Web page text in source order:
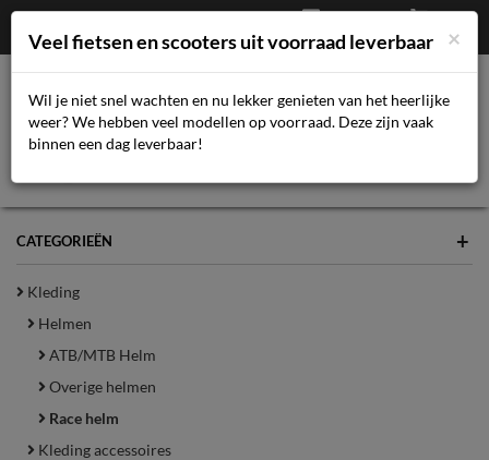
€0,00
Afrekenen
Mijn account
CATEGORIEËN +
Kleding
Helmen
ATB/MTB Helm
Overige helmen
Race helm
Kleding accessoires
×
Veel fietsen en scooters uit voorraad leverbaar
Wil je niet snel wachten en nu lekker genieten van het heerlijke
weer? We hebben veel modellen op voorraad. Deze zijn vaak
binnen een dag leverbaar!